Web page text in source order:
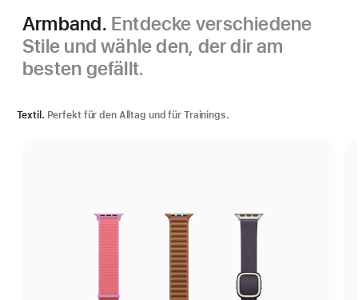
Armband. Entdecke verschiedene
Stile und wähle den, der dir am
besten gefällt.
Textil. Perfekt für den Alltag und für Trainings.